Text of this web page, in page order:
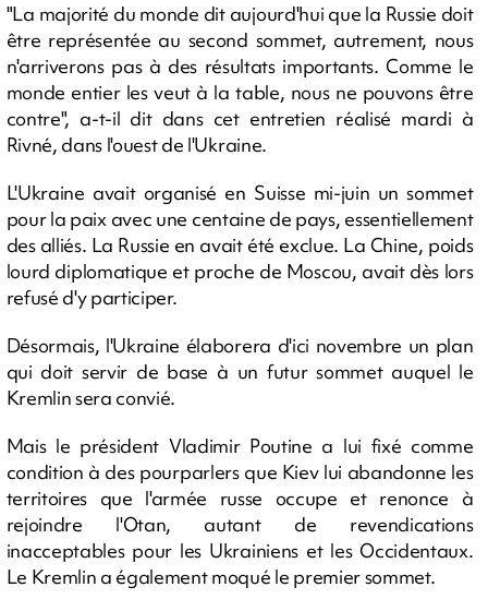
"La majorité du monde dit aujourd'hui que la Russie doit
être représentée au second sommet, autrement, nous
n'arriverons pas à des résultats importants. Comme le
monde entier les veut à la table, nous ne pouvons être
contre", a-t-il dit dans cet entretien réalisé mardi à
Rivné, dans l'ouest de l'Ukraine.
L'Ukraine avait organisé en Suisse mi-juin un sommet
pour la paix avec une centaine de pays, essentiellement
des alliés. La Russie en avait été exclue. La Chine, poids
lourd diplomatique et proche de Moscou, avait dès lors
refusé d'y participer.
Désormais, l'Ukraine élaborera d'ici novembre un plan
qui doit servir de base à un futur sommet auquel le
Kremlin sera convié.
Mais le président Vladimir Poutine a lui fixé comme
condition à des pourparlers que Kiev lui abandonne les
territoires que l'armée russe occupe et renonce à
rejoindre l'Otan, autant de revendications
inacceptables pour les Ukrainiens et les Occidentaux.
Le Kremlin a également moqué le premier sommet.